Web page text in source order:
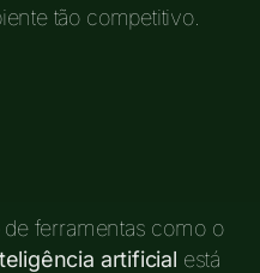
tão competitivo.
ferramentas como o
artificial está